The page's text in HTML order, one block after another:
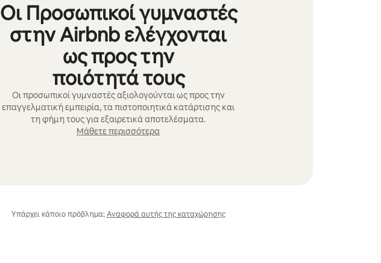
Οι Προσωπικοί γυμναστές
στην Airbnb ελέγχονται
ως προς την
ποιότητά τους
Οι προσωπικοί γυμναστές αξιολογούνται ως προς την
επαγγελματική εμπειρία, τα πιστοποιητικά κατάρτισης και
τη φήμη τους για εξαιρετικά αποτελέσματα.
Μάθετε περισσότερα
Υπάρχει κάποιο πρόβλημα; Αναφορά αυτής της καταχώρησης